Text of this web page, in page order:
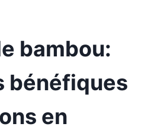
bambou:
bénéfiques
en